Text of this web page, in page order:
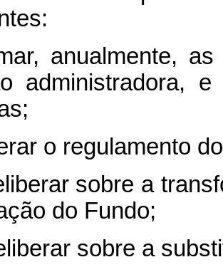
anualmente,
administradora,
o regulamento
sobre a
do Fundo;
sobre a